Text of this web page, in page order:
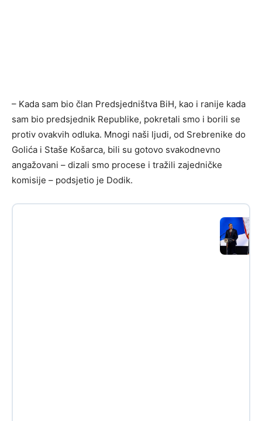
– Kada sam bio član Predsjedništva BiH, kao i ranije kada
sam bio predsjednik Republike, pokretali smo i borili se
protiv ovakvih odluka. Mnogi naši ljudi, od Srebrenike do
Golića i Staše Košarca, bili su gotovo svakodnevno
angažovani – dizali smo procese i tražili zajedničke
komisije – podsjetio je Dodik.